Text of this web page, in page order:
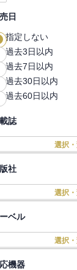
日
指定しない
過去3日以内
過去7日以内
過去30日以内
過去60日以内
誌
選択
社
選択
ベル
選択
機器